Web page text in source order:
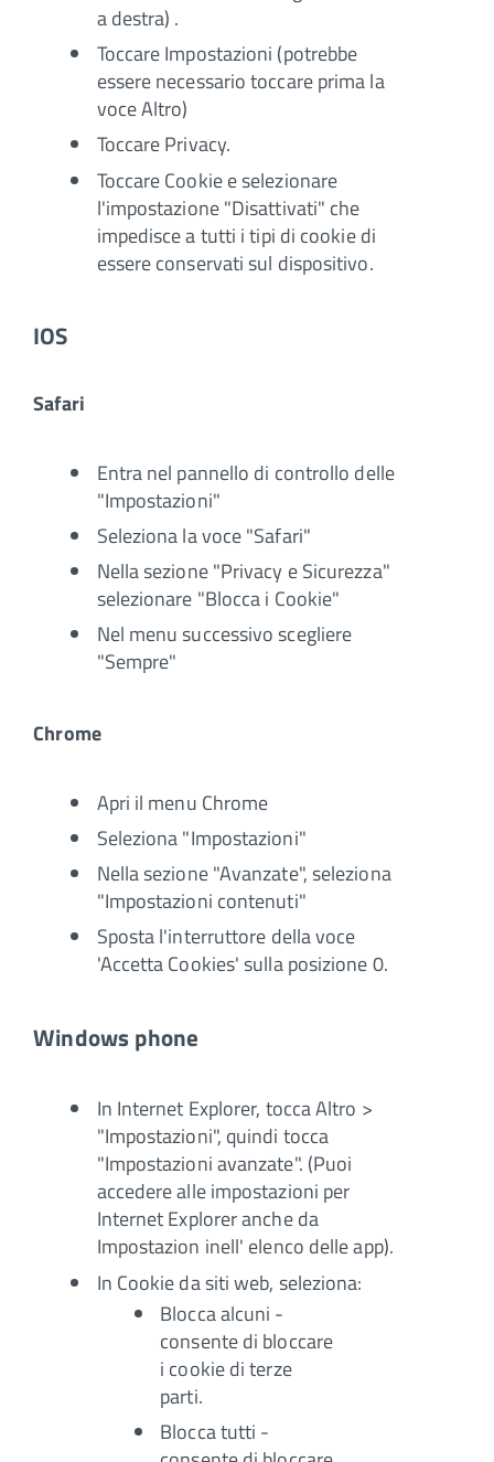
a destra) .
Toccare Impostazioni (potrebbe
essere necessario toccare prima la
voce Altro)
Toccare Privacy.
Toccare Cookie e selezionare
l'impostazione "Disattivati" che
impedisce a tutti i tipi di cookie di
essere conservati sul dispositivo.
IOS
Safari
Entra nel pannello di controllo delle
"Impostazioni"
Seleziona la voce "Safari"
Nella sezione "Privacy e Sicurezza"
selezionare "Blocca i Cookie"
Nel menu successivo scegliere
"Sempre"
Chrome
Apri il menu Chrome
Seleziona "Impostazioni"
Nella sezione "Avanzate", seleziona
"Impostazioni contenuti"
Sposta l'interruttore della voce
'Accetta Cookies' sulla posizione 0.
Windows phone
In Internet Explorer, tocca Altro >
"Impostazioni", quindi tocca
"Impostazioni avanzate". (Puoi
accedere alle impostazioni per
Internet Explorer anche da
Impostazion inell' elenco delle app).
In Cookie da siti web, seleziona:
Blocca alcuni -
consente di bloccare
i cookie di terze
parti.
Blocca tutti -